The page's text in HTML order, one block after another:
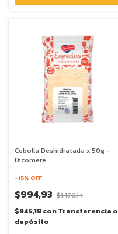
Cebolla Deshidratada x 50g -
Dicomere
-15% OFF
$994,93 $1.170,14
$945,18conTransferencia o
depósito